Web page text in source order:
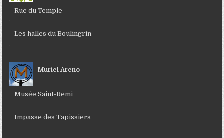
Rue du Temple
Les halles du Boulingrin
Muriel Areno
Musée Saint-Remi
Impasse des Tapissiers